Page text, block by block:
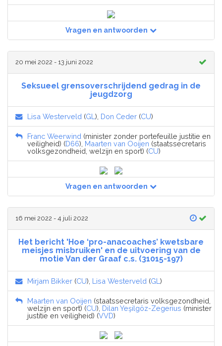
Vragen en antwoorden
20 mei 2022 - 13 juni 2022
Seksueel grensoverschrijdend gedrag in de
jeugdzorg
Lisa Westerveld (GL ), Don Ceder (CU)
Franc Weerwind (minister zonder portefeuille justitie en
veiligheid) (D66), Maarten van Ooijen (staatssecretaris
volksgezondheid, welzijn en sport) (CU)
Vragen en antwoorden
16 mei 2022 - 4 juli 2022
Het bericht 'Hoe ‘pro-anacoaches’ kwetsbare
meisjes misbruiken' en de uitvoering van de
motie Van der Graaf c.s. (31015-197)
Mirjam Bikker (CU), Lisa Westerveld (GL )
Maarten van Ooijen (staatssecretaris volksgezondheid,
welzijn en sport) (CU), Dilan Yeşilgöz-Zegerius (minister
justitie en veiligheid) (VVD)